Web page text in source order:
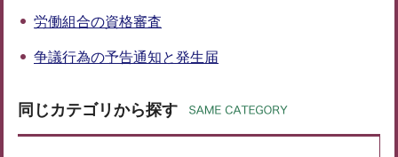
労働組合の資格審査
争議行為の予告通知と発生届
同じカテゴリから探す